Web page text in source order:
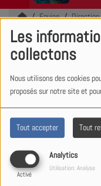
Les
collectons
Nous utilisons des cookies
proposés sur notre site et
Tout accepter Tout
Analytics
Activé
Utilisation: Analyse
Equipe Direction
David